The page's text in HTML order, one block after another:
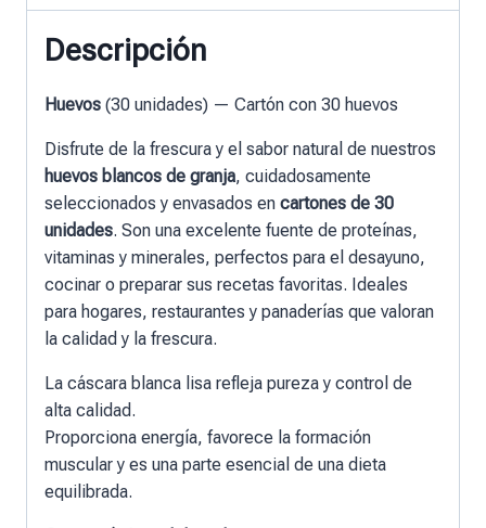
Descripción
Huevos (30 unidades) — Cartón con 30 huevos
Disfrute de la frescura y el sabor natural de nuestros
huevos blancos de granja, cuidadosamente
seleccionados y envasados ​​en cartones de 30
unidades. Son una excelente fuente de proteínas,
vitaminas y minerales, perfectos para el desayuno,
cocinar o preparar sus recetas favoritas. Ideales
para hogares, restaurantes y panaderías que valoran
la calidad y la frescura.
La cáscara blanca lisa refleja pureza y control de
alta calidad.
Proporciona energía, favorece la formación
muscular y es una parte esencial de una dieta
equilibrada.